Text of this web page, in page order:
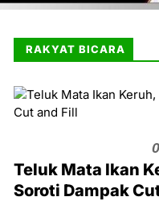
RAKYAT BICARA
Teluk Mata Ikan
Soroti Dampak